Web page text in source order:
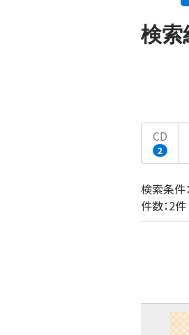
検索
CD
2
検索条件
件数：2件